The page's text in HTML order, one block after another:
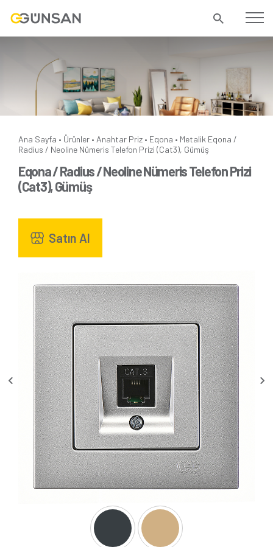
Ana Sayfa • Ürünler • Anahtar Priz • Eqona • Metalik Eqona /
Radius / Neoline Nümeris Telefon Prizi (Cat3), Gümüş
Eqona / Radius / Neoline Nümeris Telefon Prizi
(Cat3), Gümüş
Satın Al